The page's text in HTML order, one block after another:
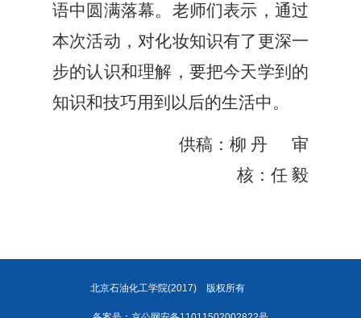
语中圆满落幕。老师们表示，通过
本次活动，对化妆知识有了更深一
步的认识和理解，要把今天学到的
知识和技巧用到以后的生活中。
供稿： 柳 丹 审
核： 任 毅
北京石油化工学院(2017) 版权所有